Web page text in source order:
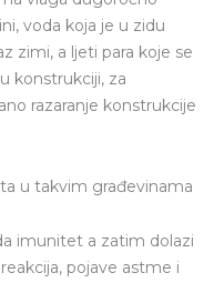
voda koja je u zidu
zimi, a ljeti para koje se
konstrukciji, za
razaranje konstrukcije
u takvim građevinama
imunitet a zatim dolazi
pojave astme i